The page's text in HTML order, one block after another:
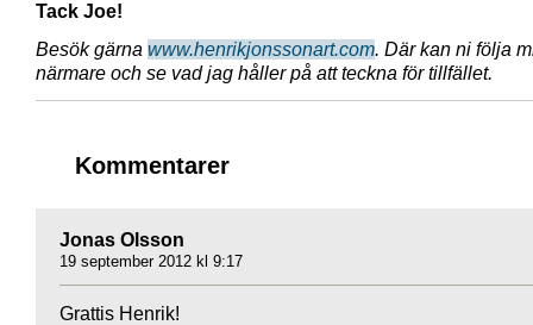
Tack Joe!
Besök gärna www.henrikjonssonart.com. Där kan ni följa
närmare och se vad jag håller på att teckna för tillfället.
Kommentarer
Jonas Olsson
19 september 2012 kl 9:17
Grattis Henrik!